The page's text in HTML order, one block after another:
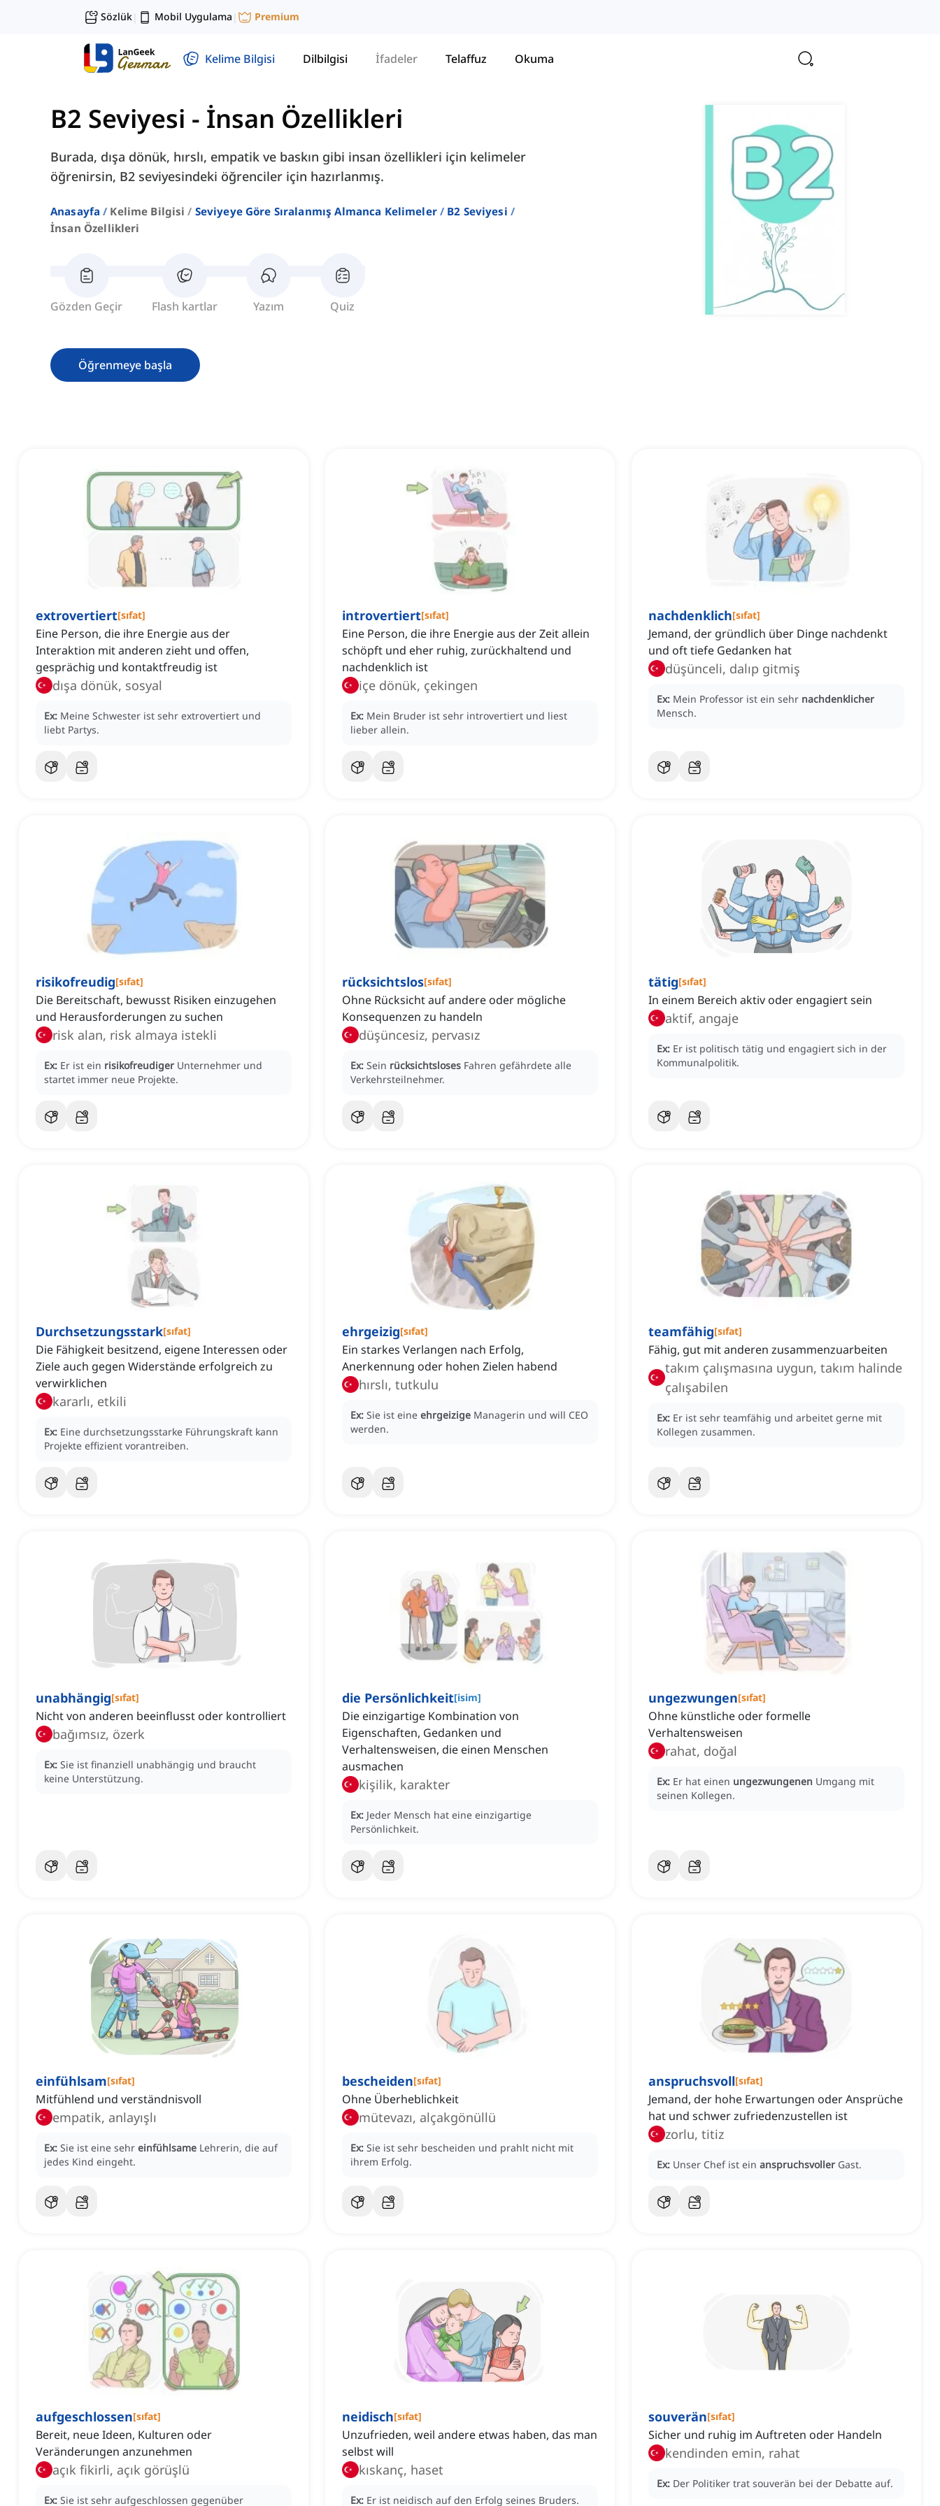
Sözlük| Mobil Uygulama | Premium
Kelime Bilgisi Dilbilgisi İfadeler Telaffuz Okuma
B2 Seviyesi - İnsan Özellikleri
Burada, dışa dönük, hırslı, empatik ve baskın gibi insan özellikleri için kelimeler
öğrenirsin, B2 seviyesindeki öğrenciler için hazırlanmış.
Anasayfa Kelime Bilgisi Seviyeye Göre Sıralanmış Almanca Kelimeler
B2 Seviyesi
İnsan Özellikleri
Gözden Geçir Flash kartlar Yazım Quiz
Öğrenmeye başla
extrovertiert[sıfat]
Eine Person, die ihre Energie aus der
Interaktion mit anderen zieht und offen,
gesprächig und kontaktfreudig ist
dışa dönük, sosyal
Ex: Meine Schwester ist sehr extrovertiert und
liebt Partys.
introvertiert[sıfat]
Eine Person, die ihre Energie aus der Zeit allein
schöpft und eher ruhig, zurückhaltend und
nachdenklich ist
içe dönük, çekingen
Ex: Mein Bruder ist sehr introvertiert und liest
lieber allein.
nachdenklich[sıfat]
Jemand, der gründlich über Dinge nachdenkt
und oft tiefe Gedanken hat
düşünceli, dalıp gitmiş
Ex: Mein Professor ist ein sehr nachdenklicher
Mensch.
risikofreudig[sıfat]
Die Bereitschaft, bewusst Risiken einzugehen
und Herausforderungen zu suchen
risk alan, risk almaya istekli
Ex: Er ist ein risikofreudiger Unternehmer und
startet immer neue Projekte.
rücksichtslos[sıfat]
Ohne Rücksicht auf andere oder mögliche
Konsequenzen zu handeln
düşüncesiz, pervasız
Ex: Sein rücksichtsloses Fahren gefährdete alle
Verkehrsteilnehmer.
tätig[sıfat]
In einem Bereich aktiv oder engagiert sein
aktif, angaje
Ex: Er ist politisch tätig und engagiert sich in der
Kommunalpolitik.
Durchsetzungsstark[sıfat]
Die Fähigkeit besitzend, eigene Interessen oder
Ziele auch gegen Widerstände erfolgreich zu
verwirklichen
kararlı, etkili
Ex: Eine durchsetzungsstarke Führungskraft kann
Projekte effizient vorantreiben.
ehrgeizig[sıfat]
Ein starkes Verlangen nach Erfolg,
Anerkennung oder hohen Zielen habend
hırslı, tutkulu
Ex: Sie ist eine ehrgeizige Managerin und will CEO
werden.
teamfähig[sıfat]
Fähig, gut mit anderen zusammenzuarbeiten
takım çalışmasına uygun, takım halinde
çalışabilen
Ex: Er ist sehr teamfähig und arbeitet gerne mit
Kollegen zusammen.
unabhängig[sıfat]
Nicht von anderen beeinflusst oder kontrolliert
bağımsız, özerk
Ex: Sie ist finanziell unabhängig und braucht
keine Unterstützung.
die Persönlichkeit[isim]
Die einzigartige Kombination von
Eigenschaften, Gedanken und
Verhaltensweisen, die einen Menschen
ausmachen
kişilik, karakter
Ex: Jeder Mensch hat eine einzigartige
Persönlichkeit.
ungezwungen[sıfat]
Ohne künstliche oder formelle
Verhaltensweisen
rahat, doğal
Ex: Er hat einen ungezwungenen Umgang mit
seinen Kollegen.
einfühlsam[sıfat]
Mitfühlend und verständnisvoll
empatik, anlayışlı
Ex: Sie ist eine sehr einfühlsame Lehrerin, die auf
jedes Kind eingeht.
bescheiden[sıfat]
Ohne Überheblichkeit
mütevazı, alçakgönüllü
Ex: Sie ist sehr bescheiden und prahlt nicht mit
ihrem Erfolg.
anspruchsvoll[sıfat]
Jemand, der hohe Erwartungen oder Ansprüche
hat und schwer zufriedenzustellen ist
zorlu, titiz
Ex: Unser Chef ist ein anspruchsvoller Gast.
aufgeschlossen[sıfat]
Bereit, neue Ideen, Kulturen oder
Veränderungen anzunehmen
açık fikirli, açık görüşlü
Ex: Sie ist sehr aufgeschlossen gegenüber
neidisch[sıfat]
Unzufrieden, weil andere etwas haben, das man
selbst will
kıskanç, haset
Ex: Er ist neidisch auf den Erfolg seines Bruders.
souverän[sıfat]
Sicher und ruhig im Auftreten oder Handeln
kendinden emin, rahat
Ex: Der Politiker trat souverän bei der Debatte auf.